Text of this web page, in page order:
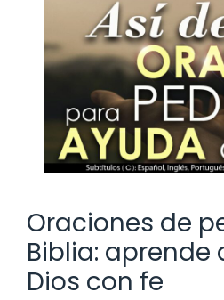
Oraciones de
Biblia: aprende
Dios con fe